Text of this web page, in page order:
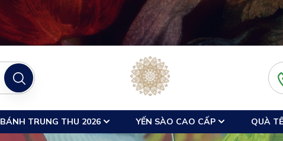
BÁNH TRUNG THU 2026 YẾN SÀO CAO CẤP QUÀ